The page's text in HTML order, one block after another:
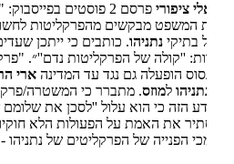
ציפוריפרסם 2 פוסטים בפייסבוק: "‏גם פרקליטי
המשפט מבקשים מהפרקליטות לחשוף
בתיקינתניהו. כותבים כי ייתכן שעדים
''קולה של הפרקליטות נדם''״."פרקליטי
הופעלה גם נגד עד המדינהארי הרו
למוזס. מתברר כי המשטרה/
הזה כי הוא עלול ''לסכן את שלומם של
את האמת על הפעולות הלא חוקיות".
הפנייה של הפרקליטים של נתניהו -כאן.